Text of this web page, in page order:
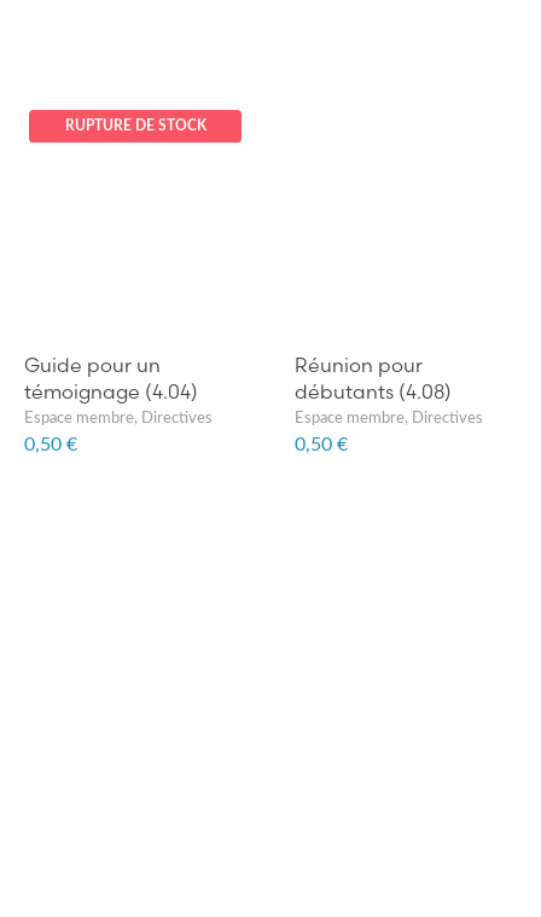
RUPTURE DE STOCK
Guide pour un
témoignage (4.04)
Espace membre, Directives
0,50 €
Réunion pour
débutants (4.08)
Espace membre, Directives
0,50 €